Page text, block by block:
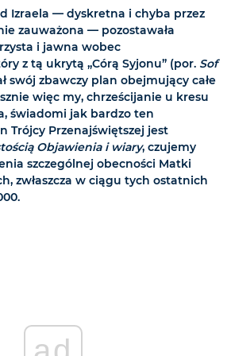
Izraela — dyskretna i chyba przez
zauważona — pozostawała
i jawna wobec
z tą ukrytą „Córą Syjonu” (por. Sof
swój zbawczy plan obejmujący całe
więc my, chrześcijanie u kresu
świadomi jak bardzo ten
Trójcy Przenajświętszej jest
Objawienia i wiary, czujemy
szczególnej obecności Matki
zwłaszcza w ciągu tych ostatnich